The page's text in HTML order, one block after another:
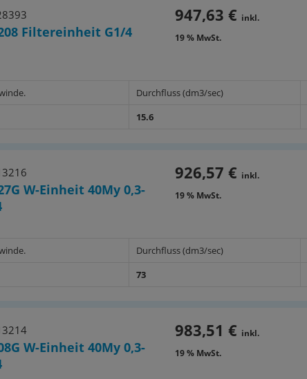
Filtereinheit G1/4
947,63 € inkl.
19 % MwSt.
Durchfluss (dm3/sec)
15.6
W-Einheit 40My 0,3-
926,57 € inkl.
19 % MwSt.
Durchfluss (dm3/sec)
73
W-Einheit 40My 0,3-
983,51 € inkl.
19 % MwSt.